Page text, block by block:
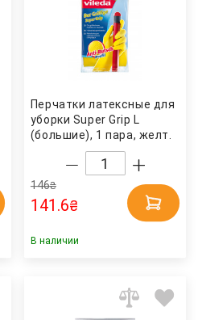
Перчатки латексные для
уборки Super Grip L
(большие), 1 пара, желт.
146₴
141.6₴
В наличии